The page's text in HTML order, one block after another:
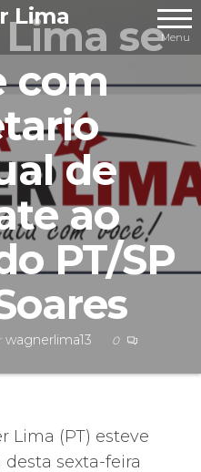
Lima
Menu
se
com
de
ao
PT/SP
wagnerlima13 0
Lima (PT) esteve
sexta-feira